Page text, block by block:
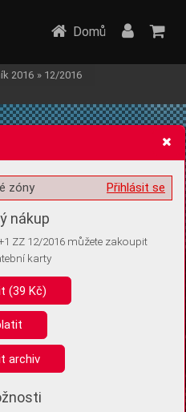
volitelných informací
ukládat žádné informace
ale požádali o souhlas s
o stejné zařízení, a
Domů
2016 » 12/2016
Přihlásit se
zóny
nákup
ZZ 12/2016 můžete zakoupit
karty
(39 Kč)
archiv